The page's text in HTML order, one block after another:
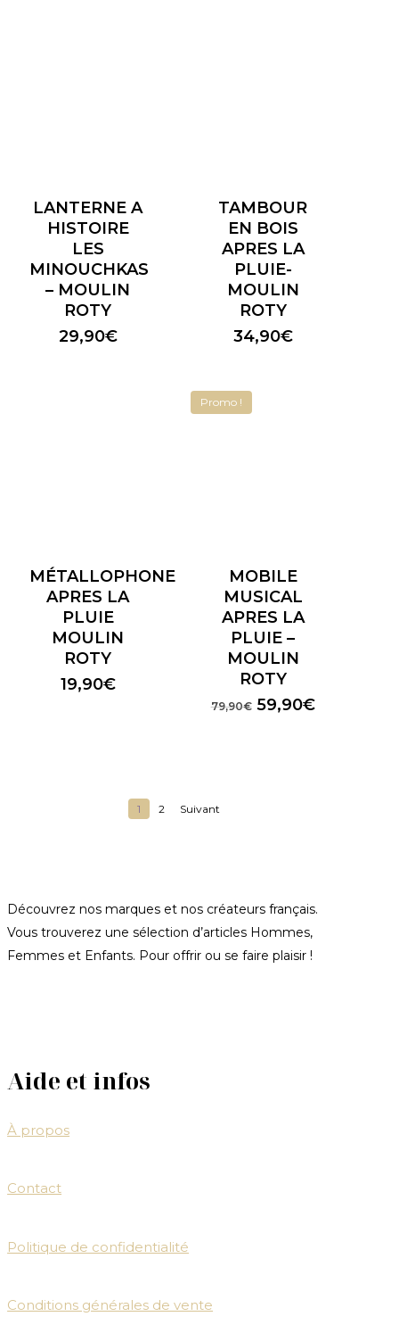
LANTERNE A
HISTOIRE
LES
MINOUCHKAS
– MOULIN
ROTY
29,90€
TAMBOUR
EN BOIS
APRES LA
PLUIE-
MOULIN
ROTY
34,90€
MÉTALLOPHONE
APRES LA
PLUIE
MOULIN
ROTY
19,90€
Promo !
MOBILE
MUSICAL
APRES LA
PLUIE –
MOULIN
ROTY
79,90€ Le
59,90€Le
1 2 Suivant
Découvrez nos marques et nos créateurs français.
Vous trouverez une sélection d’articles Hommes,
Femmes et Enfants. Pour offrir ou se faire plaisir !
Aide et infos
À propos
Contact
Politique de confidentialité
Conditions générales de vente